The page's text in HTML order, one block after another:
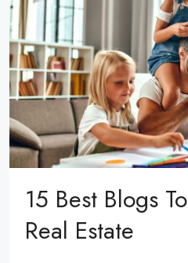
15 Best Blogs
Real Estate